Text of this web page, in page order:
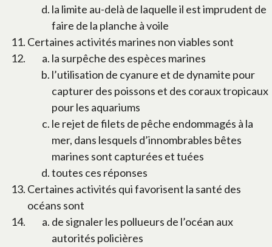
la limite au-delà de laquelle il est imprudent de
faire de la planche à voile
Certaines activités marines non viables sont
la surpêche des espèces marines
l’utilisation de cyanure et de dynamite pour
capturer des poissons et des coraux tropicaux
pour les aquariums
le rejet de filets de pêche endommagés à la
mer, dans lesquels d’innombrables bêtes
marines sont capturées et tuées
toutes ces réponses
Certaines activités qui favorisent la santé des
océans sont
de signaler les pollueurs de l’océan aux
autorités policières